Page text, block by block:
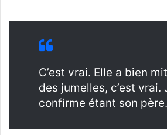
C’est vrai. Elle a bien
des jumelles, c’est vrai.
confirme étant son père.